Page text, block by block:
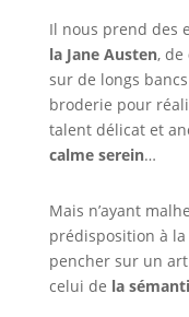
Il nous prend des
la Jane Austen, de
sur de longs
broderie pour
talent délicat et
calme serein…
Mais n’ayant
prédisposition à
pencher sur un
celui de la